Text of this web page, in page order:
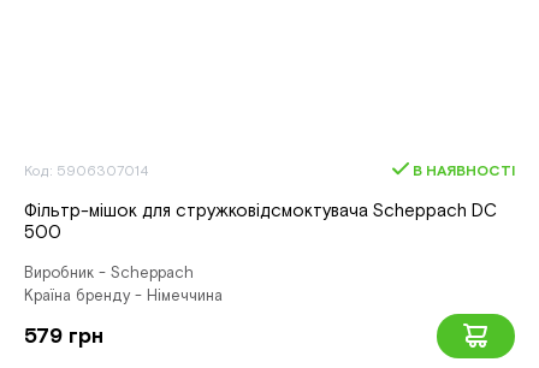
Код: 5906307014 В НАЯВНОСТІ
Фільтр-мішок для стружковідсмоктувача Scheppach DC
500
Виробник - Scheppach
Країна бренду - Німеччина
579 грн